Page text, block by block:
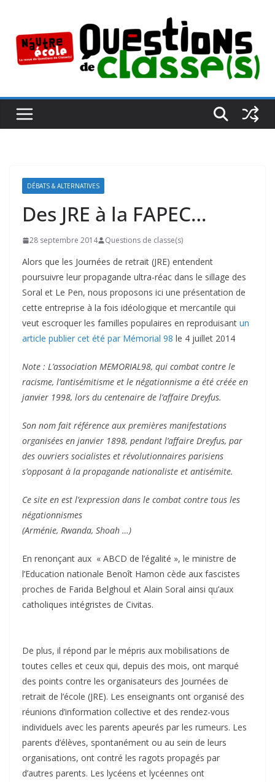
contenu
DÉBATS & ALTERNATIVES
Des JRE à la FAPEC…
28 septembre 2014 Questions de classe(s)
Alors que les Journées de retrait (JRE) entendent
poursuivre leur propagande ultra-réac dans le sillage des
Soral et Le Pen, nous proposons ici une présentation de
cette entreprise à la fois idéologique et mercantile qui
veut escroquer les familles populaires en reproduisant un
article publier cet été par Mémorial 98 le 4 juillet 2014
Note : L’association MEMORIAL98, qui combat contre le
racisme, l’antisémitisme et le négationnisme a été créée en
janvier 1998, lors du centenaire de l’affaire Dreyfus.
Son nom fait référence aux premières manifestations
organisées en janvier 1898, pendant l’affaire Dreyfus, par
des ouvriers socialistes et révolutionnaires parisiens
s’opposant à la propagande nationaliste et antisémite.
Ce site en est l’expression dans le combat contre tous les
négationnismes
(Arménie, Rwanda, Shoah …)
En renonçant aux « ABCD de l’égalité », le ministre de
l’Education nationale Benoît Hamon cède aux fascistes
proches de Farida Belghoul et Alain Soral ainsi qu’aux
catholiques intégristes de Civitas.
De plus, il répond par le mépris aux mobilisations de
toutes celles et ceux qui, depuis des mois, ont marqué
des points contre les organisateurs des Journées de
retrait de l’école (JRE). Les enseignants ont organisé des
réunions d’information collective et des rendez-vous
individuels avec les parents apeurés par les rumeurs. Les
parents d’élèves, spontanément ou au sein de leurs
organisations, ont contré les ragots propagés par
d’autres parents. Les lycéens et lycéennes ont